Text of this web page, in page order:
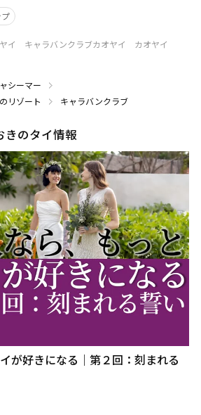
イ キャラバンクラブカオヤイ カオヤイ
シーマー
リゾート
キャラバンクラブ
きのタイ情報
が好きになる｜第２回：刻まれる